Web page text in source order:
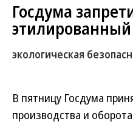
Госдума
экологическая
В пятницу Госдума
производства и